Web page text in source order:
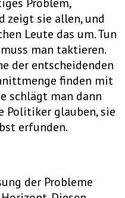
Problem,
zeigt sie allen, und
Leute das um. Tun
man taktieren.
der entscheidenden
finden mit
schlägt man dann
Politiker glauben, sie
erfunden.
der Probleme